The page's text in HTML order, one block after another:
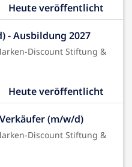
Heute veröffentlicht
- Ausbildung 2027
Discount Stiftung &
Heute veröffentlicht
(m/w/d)
Discount Stiftung &